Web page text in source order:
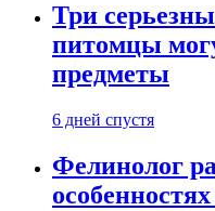
Три
питомцы
предметы
6 дней спустя
Фелинолог